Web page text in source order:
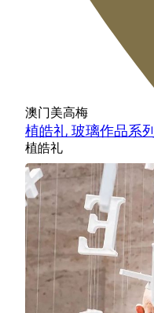
澳门美高梅
植皓礼 玻璃作品系列
植皓礼